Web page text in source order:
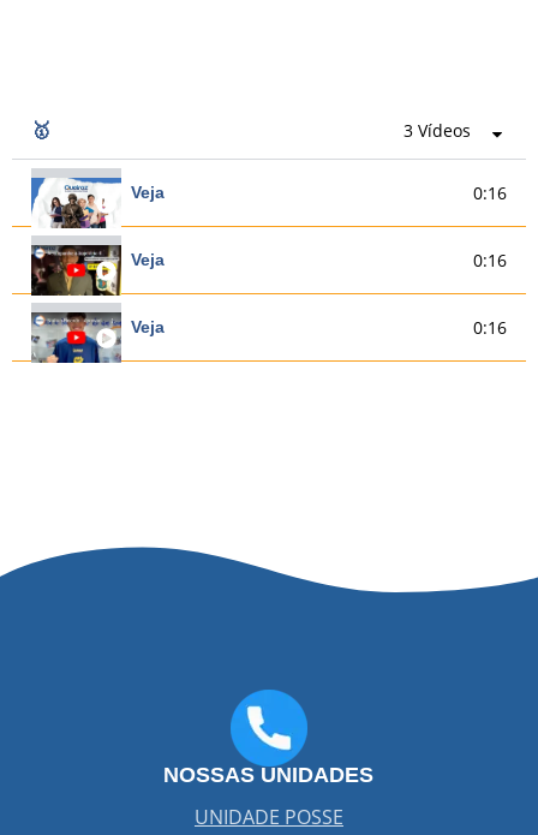
🥇 3 Vídeos
Veja 0:16
Veja 0:16
Veja 0:16
NOSSAS UNIDADES
UNIDADE POSSE